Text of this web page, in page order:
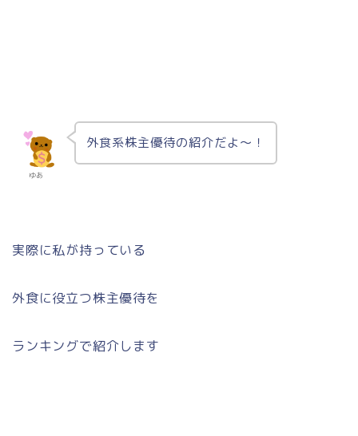
ゆあ
外食系株主優待の紹介だよ〜！
実際に私が持っている
外食に役立つ株主優待を
ランキングで紹介します